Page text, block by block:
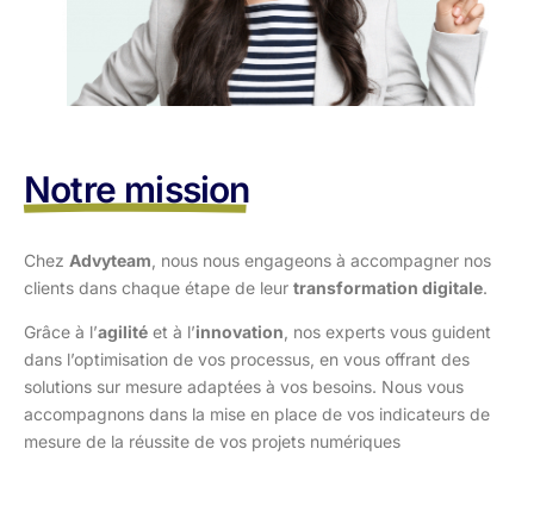
Notre mission
Chez Advyteam , nous nous engageons à accompagner nos
clients dans chaque étape de leur transformation digitale.
Grâce à l’agilité et à l’innovation , nos experts vous guident
dans l’optimisation de vos processus, en vous offrant des
solutions sur mesure adaptées à vos besoins. Nous vous
accompagnons dans la mise en place de vos indicateurs de
mesure de la réussite de vos projets numériques